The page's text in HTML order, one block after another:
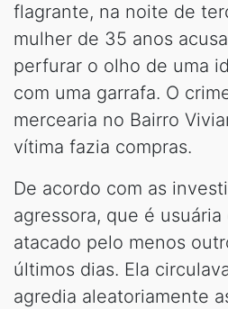
flagrante, na noite de
mulher de 35 anos
perfurar o olho de uma
com uma garrafa. O
mercearia no Bairro
vítima fazia compras.
De acordo com as
agressora, que é
atacado pelo menos
últimos dias. Ela
agredia aleatoriamente